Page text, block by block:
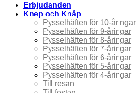
Erbjudanden
Knep och Knåp
Pysselhäften för 10-åringar
Pysselhäften för 9-åringar
Pysselhäften för 8-åringar
Pysselhäften för 7-åringar
Pysselhäften för 6-åringar
Pysselhäften för 5-åringar
Pysselhäften för 4-åringar
Till resan